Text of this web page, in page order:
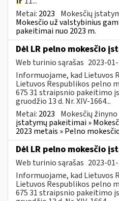
Metai: 2023 Mokesčių
Mokesčio už valstybinius
pakeitimai nuo 2023 m.
Dėl LR pelno mokesčio
Web turinio sąrašas 2023-
Informuojame, kad Lietuvos
Lietuvos Respublikos pelno
675 31 straipsnio pakeitimo
gruodžio 13 d. Nr. XIV-1664...
Metai: 2023 Mokesčių
įstatymų pakeitimai »
2023 metais » Pelno
Dėl LR pelno mokesčio
Web turinio sąrašas 2023-
Informuojame, kad Lietuvos
Lietuvos Respublikos pelno
675 31 straipsnio pakeitimo